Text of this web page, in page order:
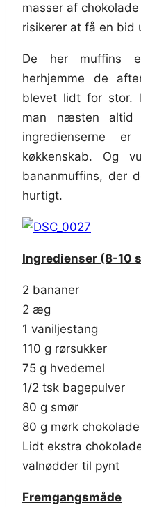
masser af
risikerer at få en bid
De her muffins
herhjemme de
blevet lidt for stor.
man næsten
ingredienserne
køkkenskab. Og
bananmuffins, der
hurtigt.
Ingredienser (8-10
2 bananer
2 æg
1 vaniljestang
110 g rørsukker
75 g hvedemel
1/2 tsk bagepulver
80 g smør
80 g mørk chokolade
Lidt ekstra
valnødder til pynt
Fremgangsmåde